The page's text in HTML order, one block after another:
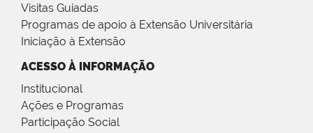
Visitas Guiadas
Programas de apoio à Extensão Universitária
Iniciação à Extensão
ACESSO À INFORMAÇÃO
Institucional
Ações e Programas
Participação Social